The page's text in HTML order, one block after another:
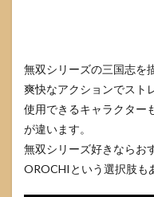
無双シリーズの三国志を
爽快なアクションでスト
使用できるキャラクター
が違います。
無双シリーズ好きならお
OROCHIという選択肢も